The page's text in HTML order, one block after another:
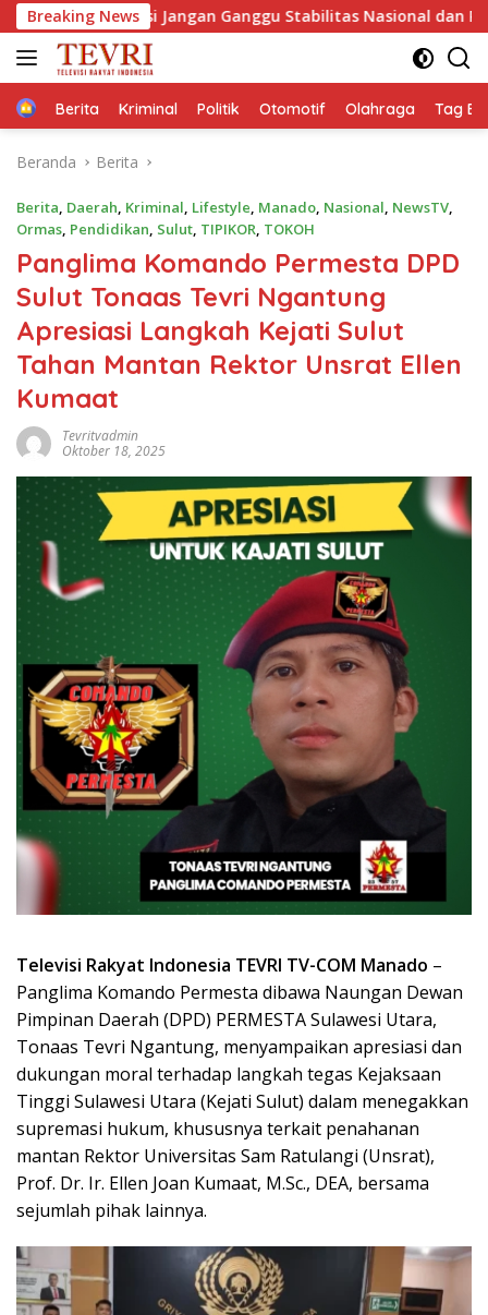
Langsung
ke
konten
Breaking News
Ganggu Stabilitas Nasional dan Program Asta Cita
HomeBerita Kriminal Politik Otomotif Olahraga Tag
Beranda Berita
Berita, Daerah, Kriminal, Lifestyle, Manado, Nasional, NewsTV,
Ormas, Pendidikan, Sulut, TIPIKOR, TOKOH
Panglima Komando Permesta DPD
Sulut Tonaas Tevri Ngantung
Apresiasi Langkah Kejati Sulut
Tahan Mantan Rektor Unsrat Ellen
Kumaat
Tevritvadmin
Oktober 18, 2025
Televisi Rakyat Indonesia TEVRI TV-COM Manado –
Panglima Komando Permesta dibawa Naungan Dewan
Pimpinan Daerah (DPD) PERMESTA Sulawesi Utara,
Tonaas Tevri Ngantung, menyampaikan apresiasi dan
dukungan moral terhadap langkah tegas Kejaksaan
Tinggi Sulawesi Utara (Kejati Sulut) dalam menegakkan
supremasi hukum, khususnya terkait penahanan
mantan Rektor Universitas Sam Ratulangi (Unsrat),
Prof. Dr. Ir. Ellen Joan Kumaat, M.Sc., DEA, bersama
sejumlah pihak lainnya.